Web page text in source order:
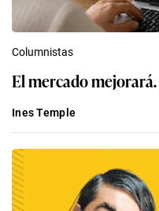
Columnistas
El mercado
Ines Temple